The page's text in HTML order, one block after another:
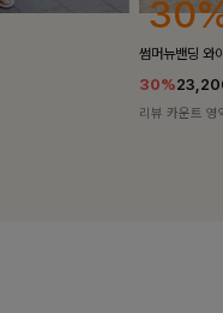
밴스트라이프
25%